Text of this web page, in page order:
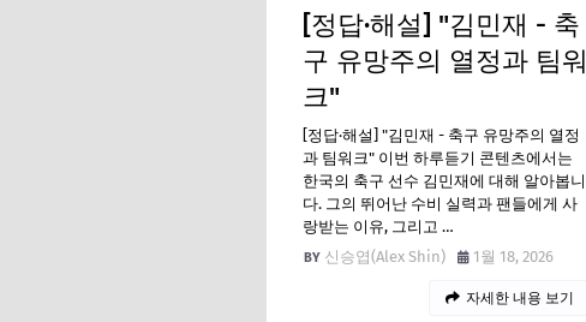
[정답·해설] "김민재 - 축
구 유망주의 열정과 팀워
크"
[정답·해설] "김민재 - 축구 유망주의 열정
과 팀워크" 이번 하루듣기 콘텐츠에서는
한국의 축구 선수 김민재에 대해 알아봅니
다. 그의 뛰어난 수비 실력과 팬들에게 사
랑받는 이유, 그리고 …
신승엽(Alex Shin)
1월 18, 2026
자세한 내용 보기